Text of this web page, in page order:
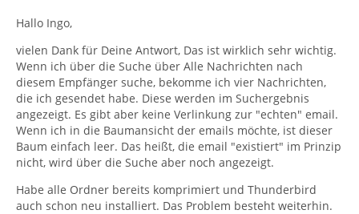
Hallo Ingo,
vielen Dank für Deine Antwort, Das ist wirklich sehr wichtig.
Wenn ich über die Suche über Alle Nachrichten nach
diesem Empfänger suche, bekomme ich vier Nachrichten,
die ich gesendet habe. Diese werden im Suchergebnis
angezeigt. Es gibt aber keine Verlinkung zur "echten" email.
Wenn ich in die Baumansicht der emails möchte, ist dieser
Baum einfach leer. Das heißt, die email "existiert" im Prinzip
nicht, wird über die Suche aber noch angezeigt.
Habe alle Ordner bereits komprimiert und Thunderbird
auch schon neu installiert. Das Problem besteht weiterhin.